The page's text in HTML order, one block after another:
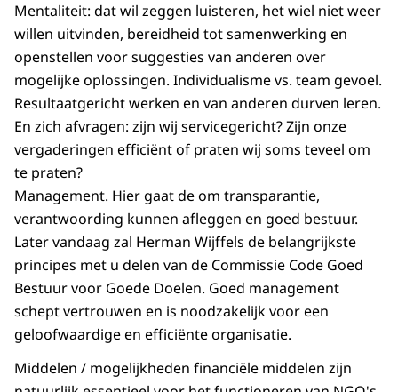
Mentaliteit: dat wil zeggen luisteren, het wiel niet weer
willen uitvinden, bereidheid tot samenwerking en
openstellen voor suggesties van anderen over
mogelijke oplossingen. Individualisme vs. team gevoel.
Resultaatgericht werken en van anderen durven leren.
En zich afvragen: zijn wij servicegericht? Zijn onze
vergaderingen efficiënt of praten wij soms teveel om
te praten?
Management. Hier gaat de om transparantie,
verantwoording kunnen afleggen en goed bestuur.
Later vandaag zal Herman Wijffels de belangrijkste
principes met u delen van de Commissie Code Goed
Bestuur voor Goede Doelen. Goed management
schept vertrouwen en is noodzakelijk voor een
geloofwaardige en efficiënte organisatie.
Middelen / mogelijkheden financiële middelen zijn